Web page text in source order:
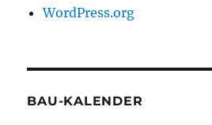
WordPress.org
BAU-KALENDER